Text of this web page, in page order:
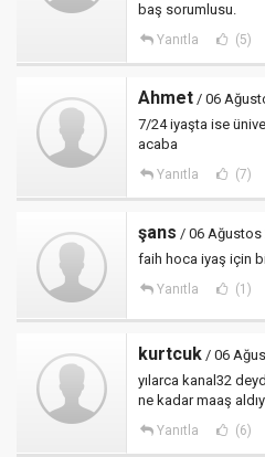
baş sorumlusu.
Yanıtla (5)
Ahmet / 06
7/24 iyaşta ise
acaba
Yanıtla (7)
şans / 06 Ağustos
faih hoca iyaş için
Yanıtla (1)
kurtcuk / 06
yılarca kanal32
ne kadar maaş
Yanıtla (6)